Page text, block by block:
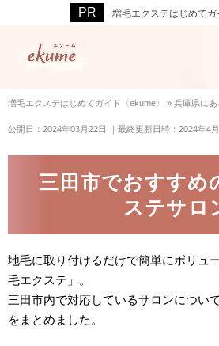
増毛エクステはじめてガ
増毛エクステはじめてガイド〈ekume〉 » 兵庫県に
公開日：2024年03月22日 ｜最終更新日時：2024年4
三田市でおすすめ
ステサロ
地毛に取り付けるだけで簡単にボリュ
毛エクステ」。
三田市内で対応しているサロンについ
をまとめました。